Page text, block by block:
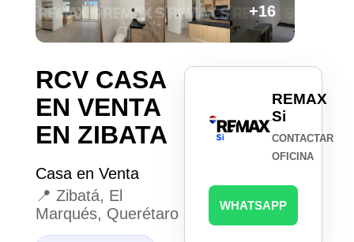
+16
RCV CASA
EN VENTA
EN ZIBATA
Casa en Venta
📍 Zibatá, El
Marqués, Querétaro
REMAX
Si
CONTACTAR
OFICINA
WHATSAPP